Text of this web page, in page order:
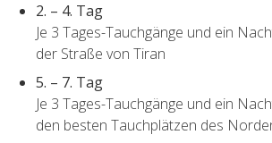
2. – 4. Tag
Je 3 Tages-Tauchgänge und ein
der Straße von Tiran
5. – 7. Tag
Je 3 Tages-Tauchgänge und ein
den besten Tauchplätzen des